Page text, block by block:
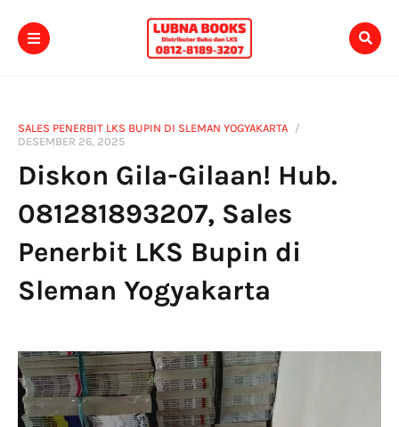
SALES PENERBIT LKS BUPIN DI SLEMAN YOGYAKARTA
DESEMBER 26, 2025
Diskon Gila-Gilaan! Hub.
081281893207, Sales
Penerbit LKS Bupin di
Sleman Yogyakarta